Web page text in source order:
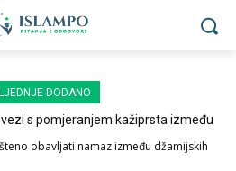
DODANO
s pomjeranjem kažiprsta između
obavljati namaz između džamijskih